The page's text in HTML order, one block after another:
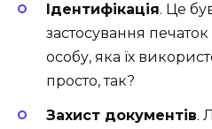
Ідентифікація. Це
застосування
особу, яка їх
просто, так?
Захист документів.